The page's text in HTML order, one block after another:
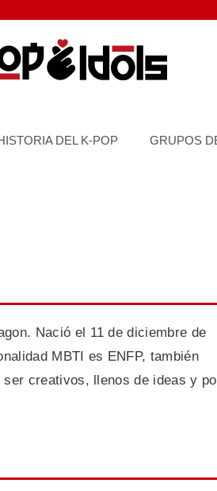
DEL K-POP GRUPOS
Nació el 11 de diciembre de
MBTI es ENFP, también
ser creativos, llenos de ideas y